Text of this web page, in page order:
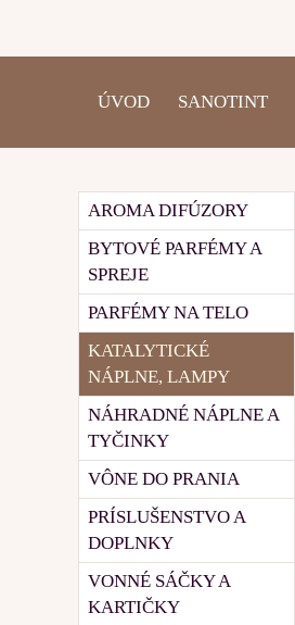
ÚVOD SANOTINT
AROMA DIFÚZORY
BYTOVÉ PARFÉMY A
SPREJE
PARFÉMY NA TELO
KATALYTICKÉ
NÁPLNE, LAMPY
NÁHRADNÉ NÁPLNE A
TYČINKY
VÔNE DO PRANIA
PRÍSLUŠENSTVO A
DOPLNKY
VONNÉ SÁČKY A
KARTIČKY